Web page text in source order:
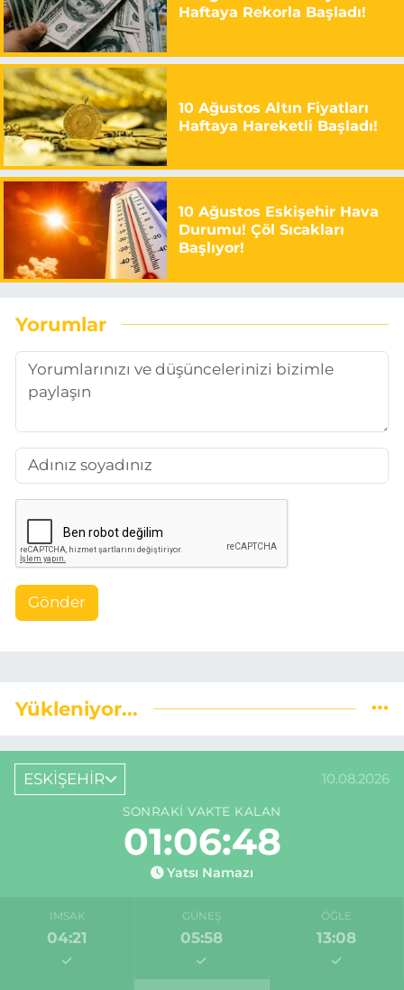
Haftaya Rekorla Başladı!
10 Ağustos Altın Fiyatları
Haftaya Hareketli Başladı!
10 Ağustos Eskişehir Hava
Durumu! Çöl Sıcakları
Başlıyor!
Yorumlar
Gönder
Yükleniyor...
ESKİŞEHİR 10.08.2026
SONRAKI VAKTE KALAN
01:06:47
Yatsı Namazı
İMSAK
04:21
GÜNEŞ
05:58
ÖĞLE
13:08